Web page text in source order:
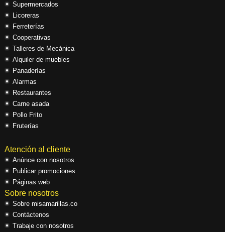
Supermercados
Licoreras
Ferreterías
Cooperativas
Talleres de Mecánica
Alquiler de muebles
Panaderías
Alarmas
Restaurantes
Carne asada
Pollo Frito
Fruterías
Atención al cliente
Anúnce con nosotros
Publicar promociones
Páginas web
Sobre nosotros
Sobre misamarillas.co
Contáctenos
Trabaje con nosotros